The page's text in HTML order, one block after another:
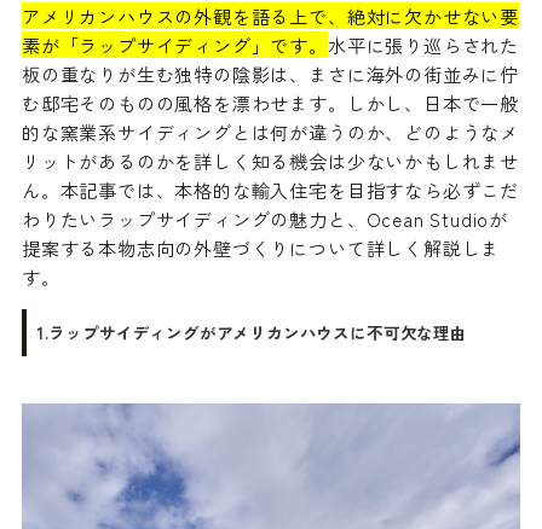
アメリカンハウスの外観を語る上で、絶対に欠かせない要
素が「ラップサイディング」です。 水平に張り巡らされた
板の重なりが生む独特の陰影は、まさに海外の街並みに佇
む邸宅そのものの風格を漂わせます。しかし、日本で一般
的な窯業系サイディングとは何が違うのか、どのようなメ
リットがあるのかを詳しく知る機会は少ないかもしれませ
ん。本記事では、本格的な輸入住宅を目指すなら必ずこだ
わりたいラップサイディングの魅力と、Ocean Studioが
提案する本物志向の外壁づくりについて詳しく解説しま
す。
1.ラップサイディングがアメリカンハウスに不可欠な理由